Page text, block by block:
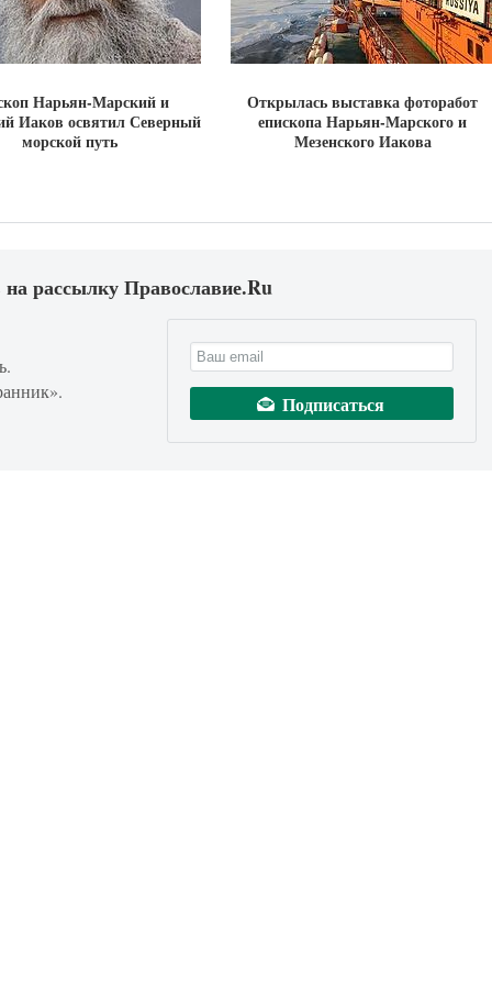
Нарьян-Марский и
Иаков освятил Северный
морской путь
Открылась выставка фоторабот
епископа Нарьян-Марского и
Мезенского Иакова
рассылку Православие.Ru